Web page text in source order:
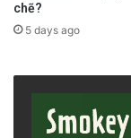
chẽ?
5 days ago